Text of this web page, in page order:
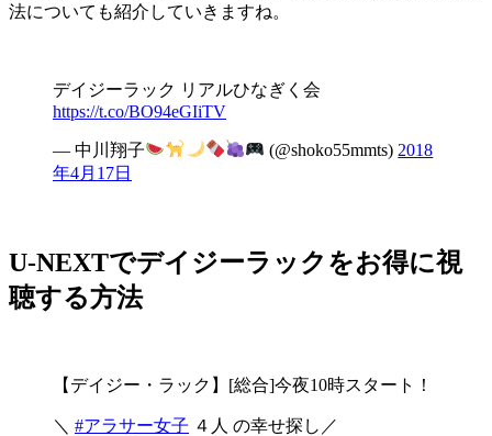
法についても紹介していきますね。
デイジーラック リアルひなぎく会
https://t.co/BO94eGIiTV
— 中川翔子 (@shoko55mmts) 2018
年4月17日
U-NEXTでデイジーラックをお得に視
聴する方法
【デイジー・ラック】[総合]今夜10時スタート！
＼ #アラサー女子 ４人 の幸せ探し／